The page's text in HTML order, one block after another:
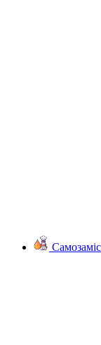
Самозаміс